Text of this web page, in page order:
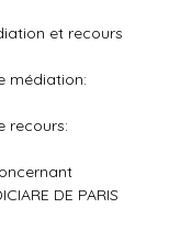
et recours
médiation:
recours:
DE PARIS